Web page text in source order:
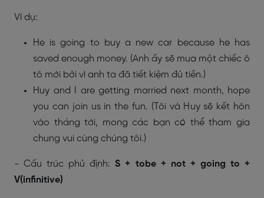
Ví dụ:
He is going to buy a new car because he has
saved enough money. (Anh ấy sẽ mua một chiếc ô
tô mới bởi vì anh ta đã tiết kiệm đủ tiền.)
Huy and I are getting married next month, hope
you can join us in the fun. (Tôi và Huy sẽ kết hôn
vào tháng tới, mong các bạn có thể tham gia
chung vui cùng chúng tôi.)
- Cấu trúc phủ định:S + tobe + not + going to +
V(infinitive)